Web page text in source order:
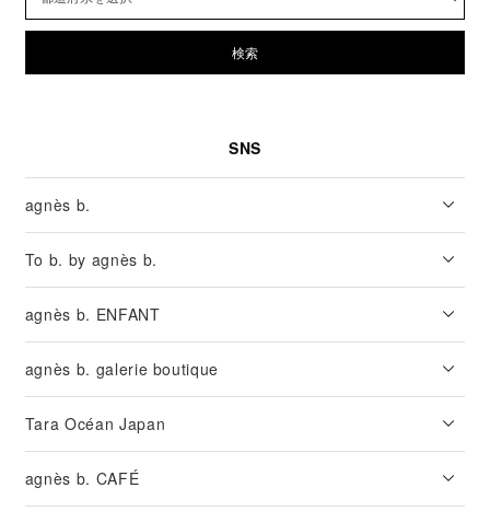
検索
SNS
agnès b.
To b. by agnès b.
agnès b. ENFANT
agnès b. galerie boutique
Tara Océan Japan
agnès b. CAFÉ